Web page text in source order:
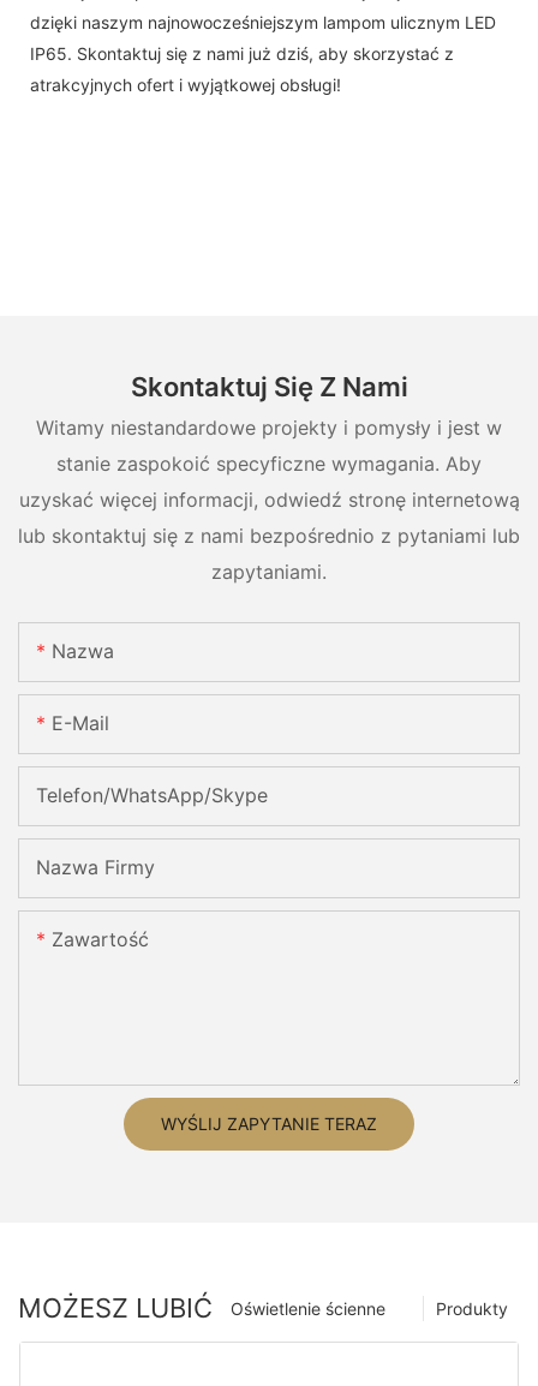
dzięki naszym najnowocześniejszym lampom ulicznym LED
IP65. Skontaktuj się z nami już dziś, aby skorzystać z
atrakcyjnych ofert i wyjątkowej obsługi!
Skontaktuj Się Z Nami
Witamy niestandardowe projekty i pomysły i jest w
stanie zaspokoić specyficzne wymagania. Aby
uzyskać więcej informacji, odwiedź stronę internetową
lub skontaktuj się z nami bezpośrednio z pytaniami lub
zapytaniami.
Nazwa
E-Mail
Telefon/WhatsApp/Skype
Nazwa Firmy
Zawartość
WYŚLIJ ZAPYTANIE TERAZ
MOŻESZ LUBIĆ Produkty
Oświetlenie ścienne